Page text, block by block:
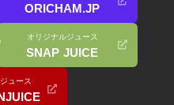
ORICHAM.JP
オリジナルジュース
SNAP JUICE
ュース